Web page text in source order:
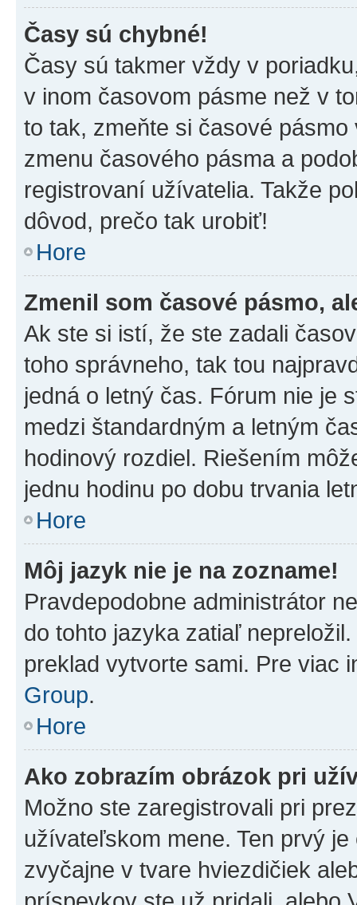
Časy sú chybné!
Časy sú takmer vždy v
v inom časovom pásme než v
to tak, zmeňte si časové
zmenu časového pásma a
registrovaní užívatelia. Takže
dôvod, prečo tak urobiť!
Hore
Zmenil som časové pásmo,
Ak ste si istí, že ste zadali
toho správneho, tak tou
jedná o letný čas. Fórum nie je
medzi štandardným a letným
hodinový rozdiel. Riešením
jednu hodinu po dobu trvania
Hore
Môj jazyk nie je na zozname!
Pravdepodobne administrátor
do tohto jazyka zatiaľ
preklad vytvorte sami. Pre viac
Group.
Hore
Ako zobrazím obrázok pri
Možno ste zaregistrovali pri
užívateľskom mene. Ten prvý
zvyčajne v tvare hviezdičiek